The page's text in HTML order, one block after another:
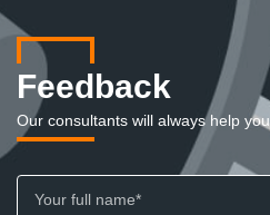
Feedback
Our consultants will always help you